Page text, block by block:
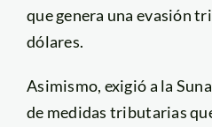
que genera una evasión
dólares.
Asimismo, exigió a la
de medidas tributarias